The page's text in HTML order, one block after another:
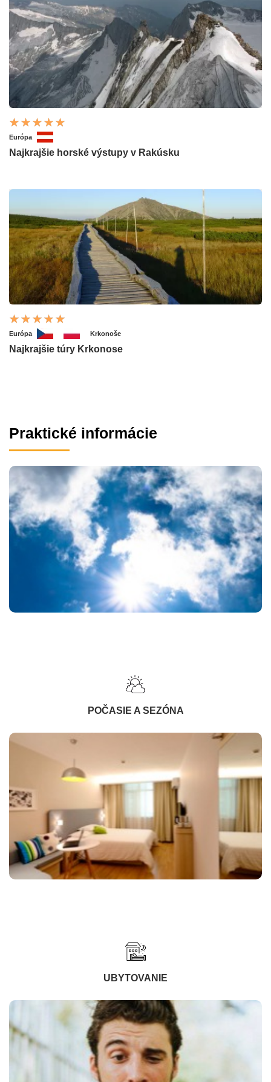
Európa
Najkrajšie horské výstupy v Rakúsku
Európa Krkonoše
Najkrajšie túry Krkonose
Praktické informácie
POČASIE A SEZÓNA
UBYTOVANIE